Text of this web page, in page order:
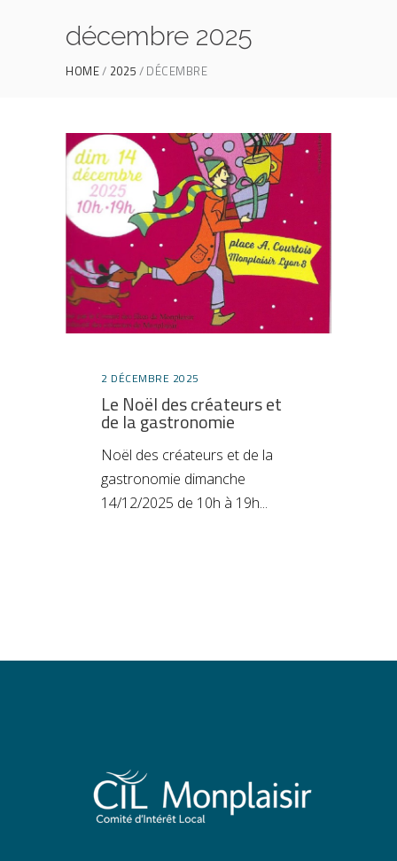
décembre 2025
HOME 2025 DÉCEMBRE
2 DÉCEMBRE 2025
Le Noël des créateurs et
de la gastronomie
Noël des créateurs et de la
gastronomie dimanche
14/12/2025 de 10h à 19h